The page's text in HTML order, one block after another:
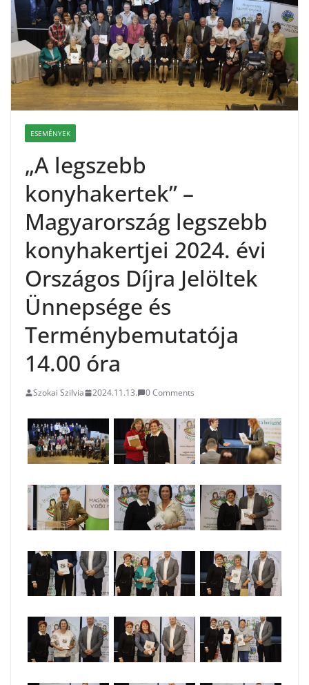
ESEMÉNYEK
„A legszebb
konyhakertek” –
Magyarország legszebb
konyhakertjei 2024. évi
Országos Díjra Jelöltek
Ünnepsége és
Terménybemutatója
14.00 óra
Szokai Szilvia 2024.11.13. 0 Comments